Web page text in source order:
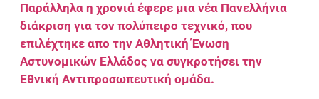
Παράλληλα η χρονιά έφερε μια νέα Πανελλήνια
διάκριση για τον πολύπειρο τεχνικό, που
επιλέχτηκε απο την Αθλητική Ένωση
Αστυνομικών Ελλάδος να συγκροτήσει την
Εθνική Αντιπροσωπευτική ομάδα.